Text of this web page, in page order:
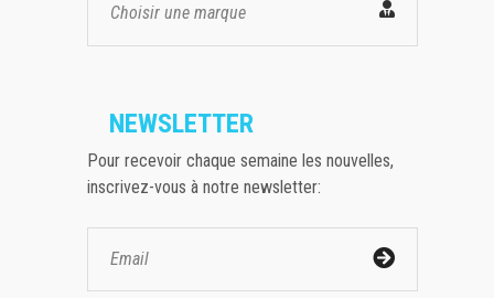
Choisir une marque
NEWSLETTER
Pour recevoir chaque semaine les nouvelles,
inscrivez-vous à notre newsletter: